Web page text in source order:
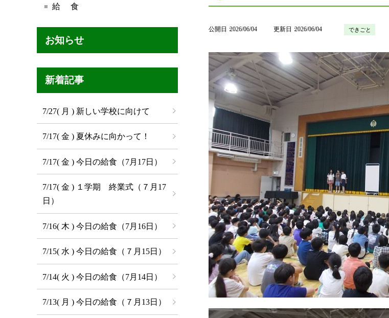
公開日 2026/06/04 更新日 2026/06/04 できごと
給 食
お知らせ
新着記事
7/27( 月 ) 新しい学校に向けて
7/17( 金 ) 夏休みに向かって！
7/17( 金 ) 今日の給食（7月17日）
7/17( 金 ) １学期 終業式（７月17
日）
7/16( 木 ) 今日の給食（7月16日）
7/15( 水 ) 今日の給食（７月15日）
7/14( 火 ) 今日の給食（7月14日）
7/13( 月 ) 今日の給食（７月13日）